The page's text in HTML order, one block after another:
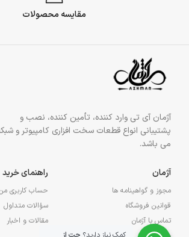
مقایسه محصولات
آژمان آی تی وارد کننده، تأمین کننده، نصب و
پشتیبانی انواع قطعات سخت افزاری کامپیوتر و
می باشد.
آژمان
مجوز و گواهینامه ها
قوانین فروشگاه
تماس با آژمان
راهنمای خرید
حساب کاربری
سؤالات متداول
مقالات و اخبار